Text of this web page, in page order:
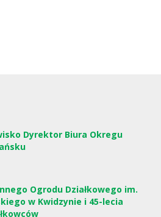
Dyrektor Biura Okregu
Ogrodu Działkowego im.
w Kwidzynie i 45-lecia